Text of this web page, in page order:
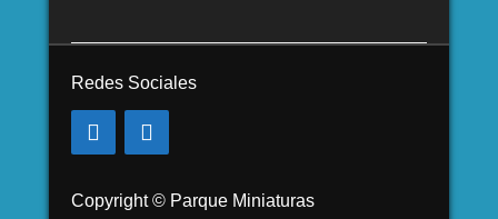
Redes Sociales
Copyright © Parque Miniaturas